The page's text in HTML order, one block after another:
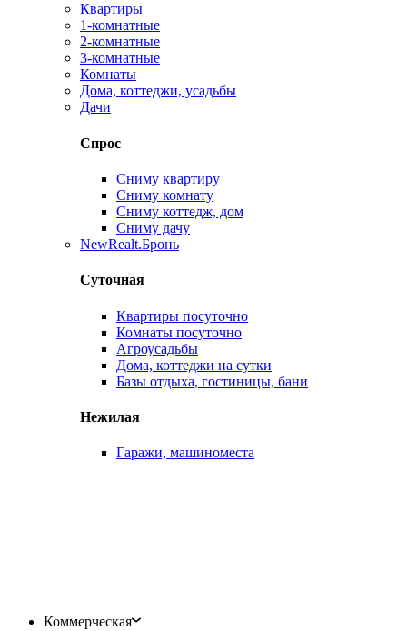
Квартиры
1-комнатные
2-комнатные
3-комнатные
Комнаты
Дома, коттеджи, усадьбы
Дачи
Спрос
Сниму квартиру
Сниму комнату
Сниму коттедж, дом
Сниму дачу
NewRealt.Бронь
Суточная
Квартиры посуточно
Комнаты посуточно
Агроусадьбы
Дома, коттеджи на сутки
Базы отдыха, гостиницы, бани
Нежилая
Гаражи, машиноместа
Коммерческая